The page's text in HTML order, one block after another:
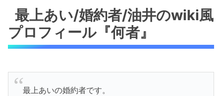
最上あい/婚約者/油井のwiki風
プロフィール『何者』
最上あいの婚約者です。